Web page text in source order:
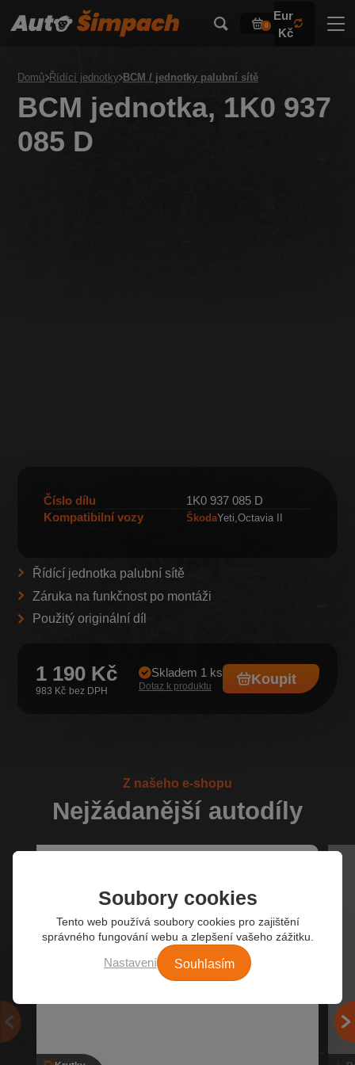
0
Eur
Kč
Domů Řídící jednotky BCM / jednotky palubní sítě
BCM jednotka, 1K0 937
085 D
Číslo dílu
1K0 937 085 D
Kompatibilní vozy
ŠkodaYeti Octavia II
Řídící jednotka palubní sítě
Záruka na funkčnost po montáži
Použitý originální díl
1 190 Kč
983 Kč
Skladem 1 ks
Dotaz k produktu Koupit
Z našeho e-shopu
Nejžádanější autodíly
Soubory cookies
Tento web používá soubory cookies pro zajištění
správného fungování webu a zlepšení vašeho zážitku.
Nastavení Souhlasím